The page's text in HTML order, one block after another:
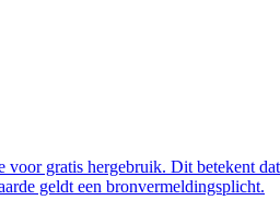
gratis hergebruik. Dit betekent
geldt een bronvermeldingsplicht.